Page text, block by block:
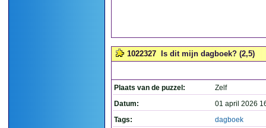
1022327 Is dit mijn dagboek? (2,5)
Plaats van de puzzel:
Zelf
Datum:
01 april 2026
Tags:
dagboek